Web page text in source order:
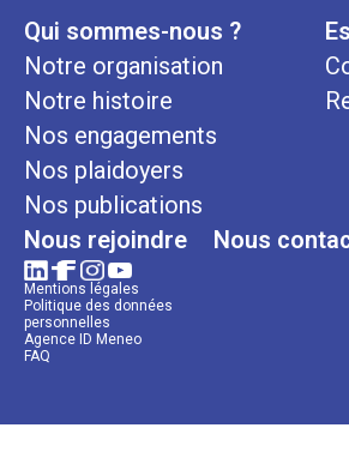
Qui sommes-nous ?
Notre organisation
Notre histoire
Nos engagements
Nos plaidoyers
Nos publications
Nous rejoindre Nous
Mentions légales
Politique des données
personnelles
Agence ID Meneo
FAQ